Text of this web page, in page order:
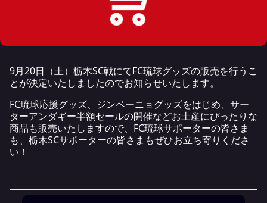
9月20日（土）栃木SC戦にてFC琉球グッズの販売を行うこ
とが決定いたしましたのでお知らせいたします。
FC琉球応援グッズ、ジンベーニョグッズをはじめ、サー
ターアンダギー半額セールの開催などお土産にぴったりな
商品も販売いたしますので、FC琉球サポーターの皆さま
も、栃木SCサポーターの皆さまもぜひお立ち寄りくださ
い！